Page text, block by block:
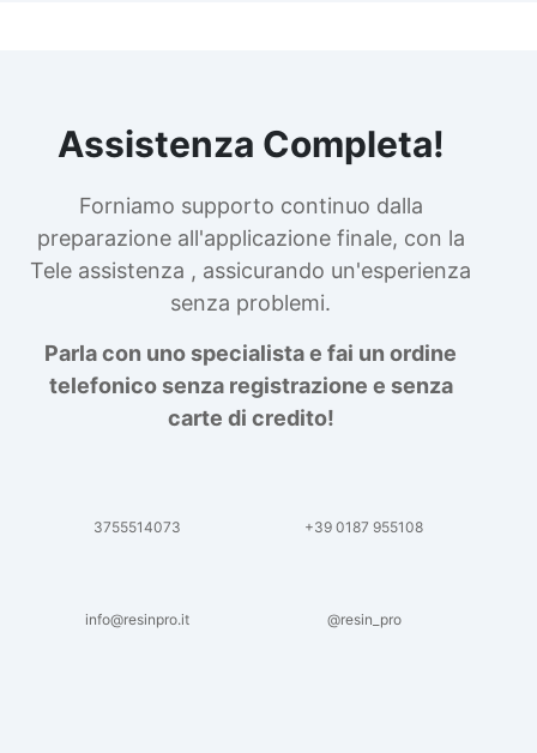
Assistenza Completa!
Forniamo supporto continuo dalla
preparazione all'applicazione finale, con la
Tele assistenza , assicurando un'esperienza
senza problemi.
Parla con uno specialista e fai un ordine
telefonico senza registrazione e senza
carte di credito!
3755514073 +39 0187 955108
info@resinpro.it @resin_pro